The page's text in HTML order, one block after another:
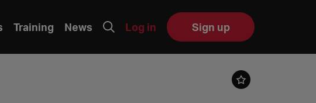
Training News Log in Sign up